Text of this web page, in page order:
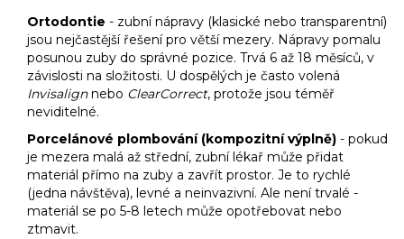
Ortodontie - zubní nápravy (klasické nebo transparentní)
jsou nejčastější řešení pro větší mezery. Nápravy pomalu
posunou zuby do správné pozice. Trvá 6 až 18 měsíců, v
závislosti na složitosti. U dospělých je často volená
Invisalignnebo ClearCorrect, protože jsou téměř
neviditelné.
Porcelánové plombování (kompozitní výplně) - pokud
je mezera malá až střední, zubní lékař může přidat
materiál přímo na zuby a zavřít prostor. Je to rychlé
(jedna návštěva), levné a neinvazivní. Ale není trvalé -
materiál se po 5-8 letech může opotřebovat nebo
ztmavit.